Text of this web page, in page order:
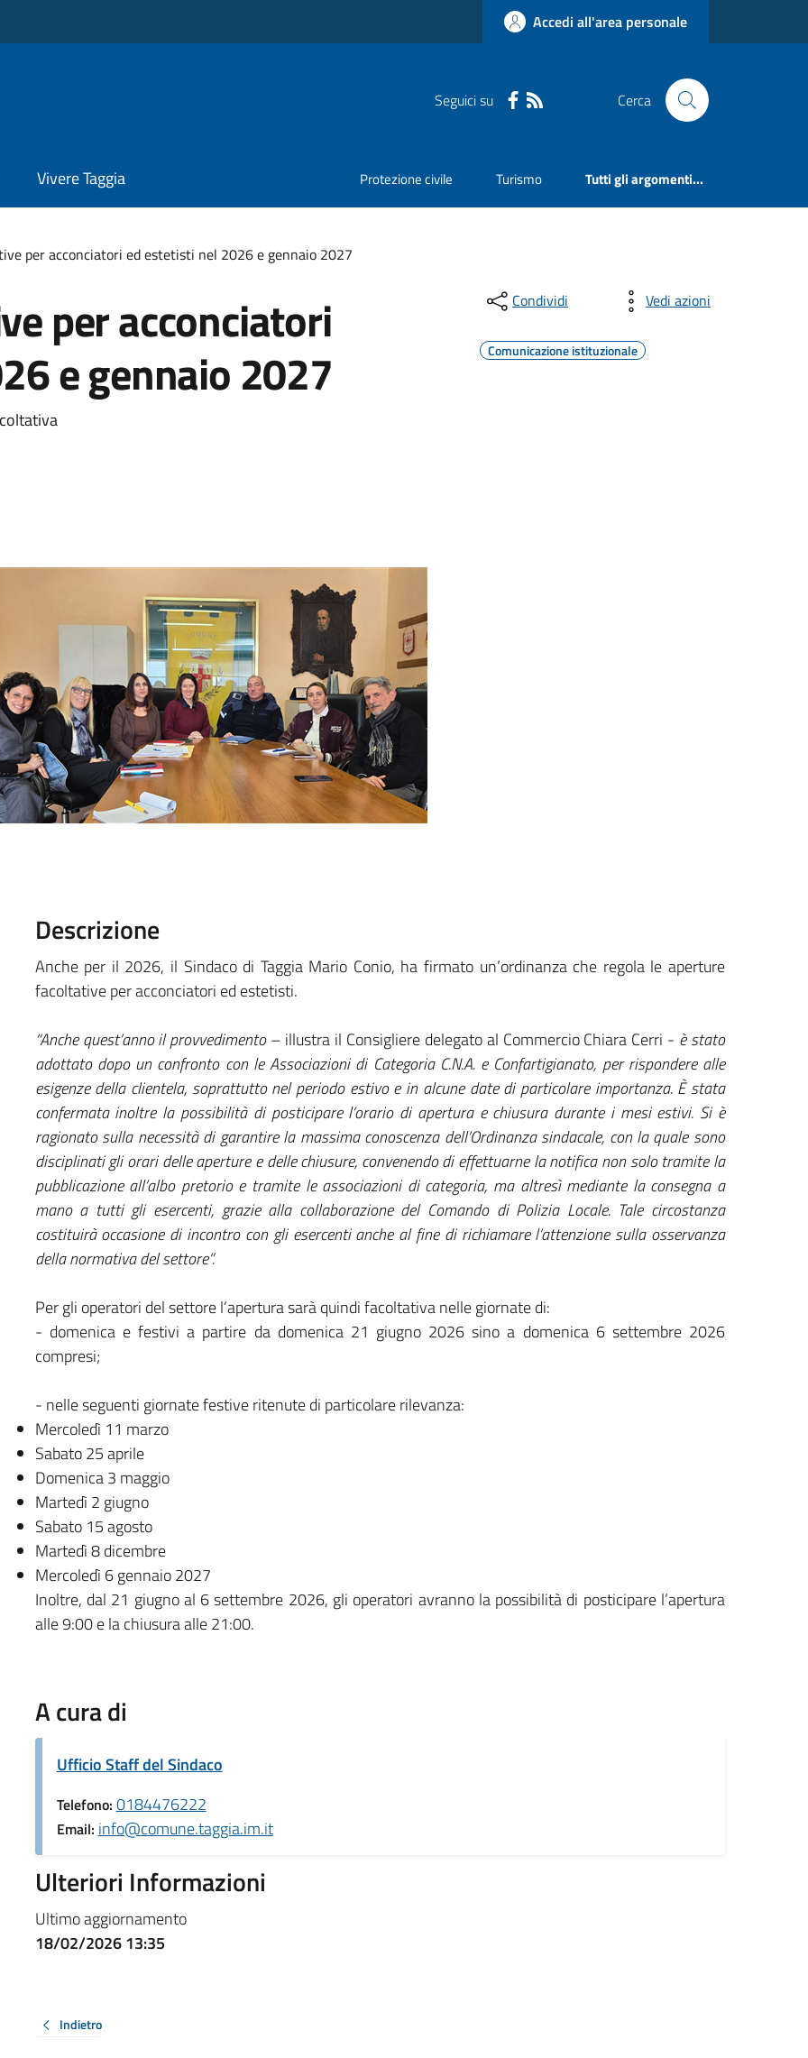
Accedi all'area personale
Seguici su Cerca
Vivere Taggia Protezione civile Turismo Tutti gli argomenti...
per acconciatori ed estetisti nel 2026 e gennaio 2027
per acconciatori
e gennaio 2027
Condividi Vedi azioni
Comunicazione istituzionale
Descrizione
Anche per il 2026, il Sindaco di Taggia Mario Conio, ha firmato un’ordinanza che regola le aperture
facoltative per acconciatori ed estetisti.
“Anche quest’anno il provvedimento– illustra il Consigliere delegato al Commercio Chiara Cerri - è stato
adottato dopo un confronto con le Associazioni di Categoria C.N.A. e Confartigianato, per rispondere alle
esigenze della clientela, soprattutto nel periodo estivo e in alcune date di particolare importanza. È stata
confermata inoltre la possibilità di posticipare l’orario di apertura e chiusura durante i mesi estivi. Si è
ragionato sulla necessità di garantire la massima conoscenza dell’Ordinanza sindacale, con la quale sono
disciplinati gli orari delle aperture e delle chiusure, convenendo di effettuarne la notifica non solo tramite la
pubblicazione all’albo pretorio e tramite le associazioni di categoria, ma altresì mediante la consegna a
mano a tutti gli esercenti, grazie alla collaborazione del Comando di Polizia Locale. Tale circostanza
costituirà occasione di incontro con gli esercenti anche al fine di richiamare l’attenzione sulla osservanza
della normativa del settore”.
Per gli operatori del settore l’apertura sarà quindi facoltativa nelle giornate di:
- domenica e festivi a partire da domenica 21 giugno 2026 sino a domenica 6 settembre 2026
compresi;
- nelle seguenti giornate festive ritenute di particolare rilevanza:
Mercoledì 11 marzo
Sabato 25 aprile
Domenica 3 maggio
Martedì 2 giugno
Sabato 15 agosto
Martedì 8 dicembre
Mercoledì 6 gennaio 2027
Inoltre, dal 21 giugno al 6 settembre 2026, gli operatori avranno la possibilità di posticipare l’apertura
alle 9:00 e la chiusura alle 21:00.
A cura di
Ufficio Staff del Sindaco
Telefono: 0184476222
Email: info@comune.taggia.im.it
Ulteriori Informazioni
Ultimo aggiornamento
18/02/2026 13:35
Indietro